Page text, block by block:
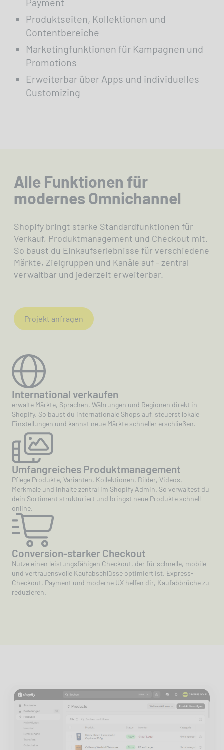
Produktseiten, Kollektionen und
Contentbereiche
Marketingfunktionen für Kampagnen und
Promotions
Erweiterbar über Apps und individuelles
Customizing
Alle Funktionen für
modernes Omnichannel
Shopify bringt starke Standardfunktionen für
Verkauf, Produktmanagement und Checkout mit.
So baust du Einkaufserlebnisse für verschiedene
Märkte, Zielgruppen und Kanäle auf - zentral
verwaltbar und jederzeit erweiterbar.
Projekt anfragen
International verkaufen
erwalte Märkte, Sprachen, Währungen und Regionen direkt in
Shopify. So baust du internationale Shops auf, steuerst lokale
Einstellungen und kannst neue Märkte schneller erschließen.
Umfangreiches Produktmanagement
Pflege Produkte, Varianten, Kollektionen, Bilder, Videos,
Merkmale und Inhalte zentral im Shopify Admin. So verwaltest du
dein Sortiment strukturiert und bringst neue Produkte schnell
online.
Conversion-starker Checkout
Nutze einen leistungsfähigen Checkout, der für schnelle, mobile
und vertrauensvolle Kaufabschlüsse optimiert ist. Express-
Checkout, Payment und moderne UX helfen dir, Kaufabbrüche zu
reduzieren.